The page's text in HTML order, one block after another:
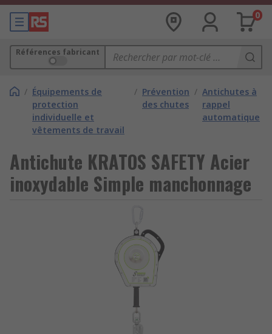
0
Références fabricant
/ Équipements de
protection
individuelle et
vêtements de travail
/ Prévention
des chutes
/ Antichutes à
rappel
automatique
Antichute KRATOS SAFETY Acier
inoxydable Simple manchonnage